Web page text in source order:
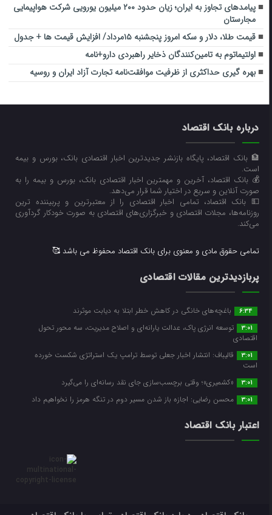
پیامدهای تجاوز به ایران؛ زیان حدود ۲۰۰ میلیون یورویی شرکت هواپیمایی
مجارستان
قیمت طلا، دلار و سکه امروز پنجشنبه ۱۵مرداد/ افزایش قیمت ها + جدول
اولتیماتوم به تامین‌کنندگان ذخایر راهبردی دارو+نامه
بهره گیری حداکثری از ظرفیت موافقت‌نامه تجارت آزاد ایران و روسیه
درباره بانک اقتصاد
🏦 بانک اقتصاد، پایگاه بازنشر جدیدترین اخبار اقتصادی بانک، بورس و بیمه
است.
💰 بانک اقتصاد، آخرین و مهمترین اخبار اقتصادی بانک، بورس و بیمه را به
صورت آنلاین و سریع در اختیار شما قرار می‌‌دهد.
💵 بانک اقتصاد، تمامی اخبار اقتصادی را از معتبرترین و پربیننده ترین
روزنامه‌ها، مجلات اقتصادی و خبرگزاری‌های اقتصادی به صورت خودکار گردآوری
می‌کند.
تمامی حقوق مادی و معنوی برای بانک اقتصاد محفوظ می باشد 🥰
پربازدیدترین مقالات اقتصادی
6:34 باغچه‌های خانگی در کاهش خطر ابتلا به دیابت موثرند
3:01
توسعه انرژی پاک، عدالت یارانه‌ای و اصلاح مدیریت، سه محور تحول
اقتصادی
3:01
قالیباف: انتشار اخبار جعلی توسط ترامپ یک استراتژی شکست خورده
است
3:01 «کشمیری»؛ وقتی برچسب‌سازی جای نقد رسانه‌ای را می‌گیرد
3:01 محسن رضایی: اجازه باز شدن مسیر دوم در تنگه هرمز را نخواهیم داد
اعتبار بانک اقتصاد